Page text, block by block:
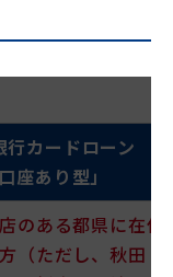
行カードローン
口座あり型」
のある都県に在住
（ただし、秋田